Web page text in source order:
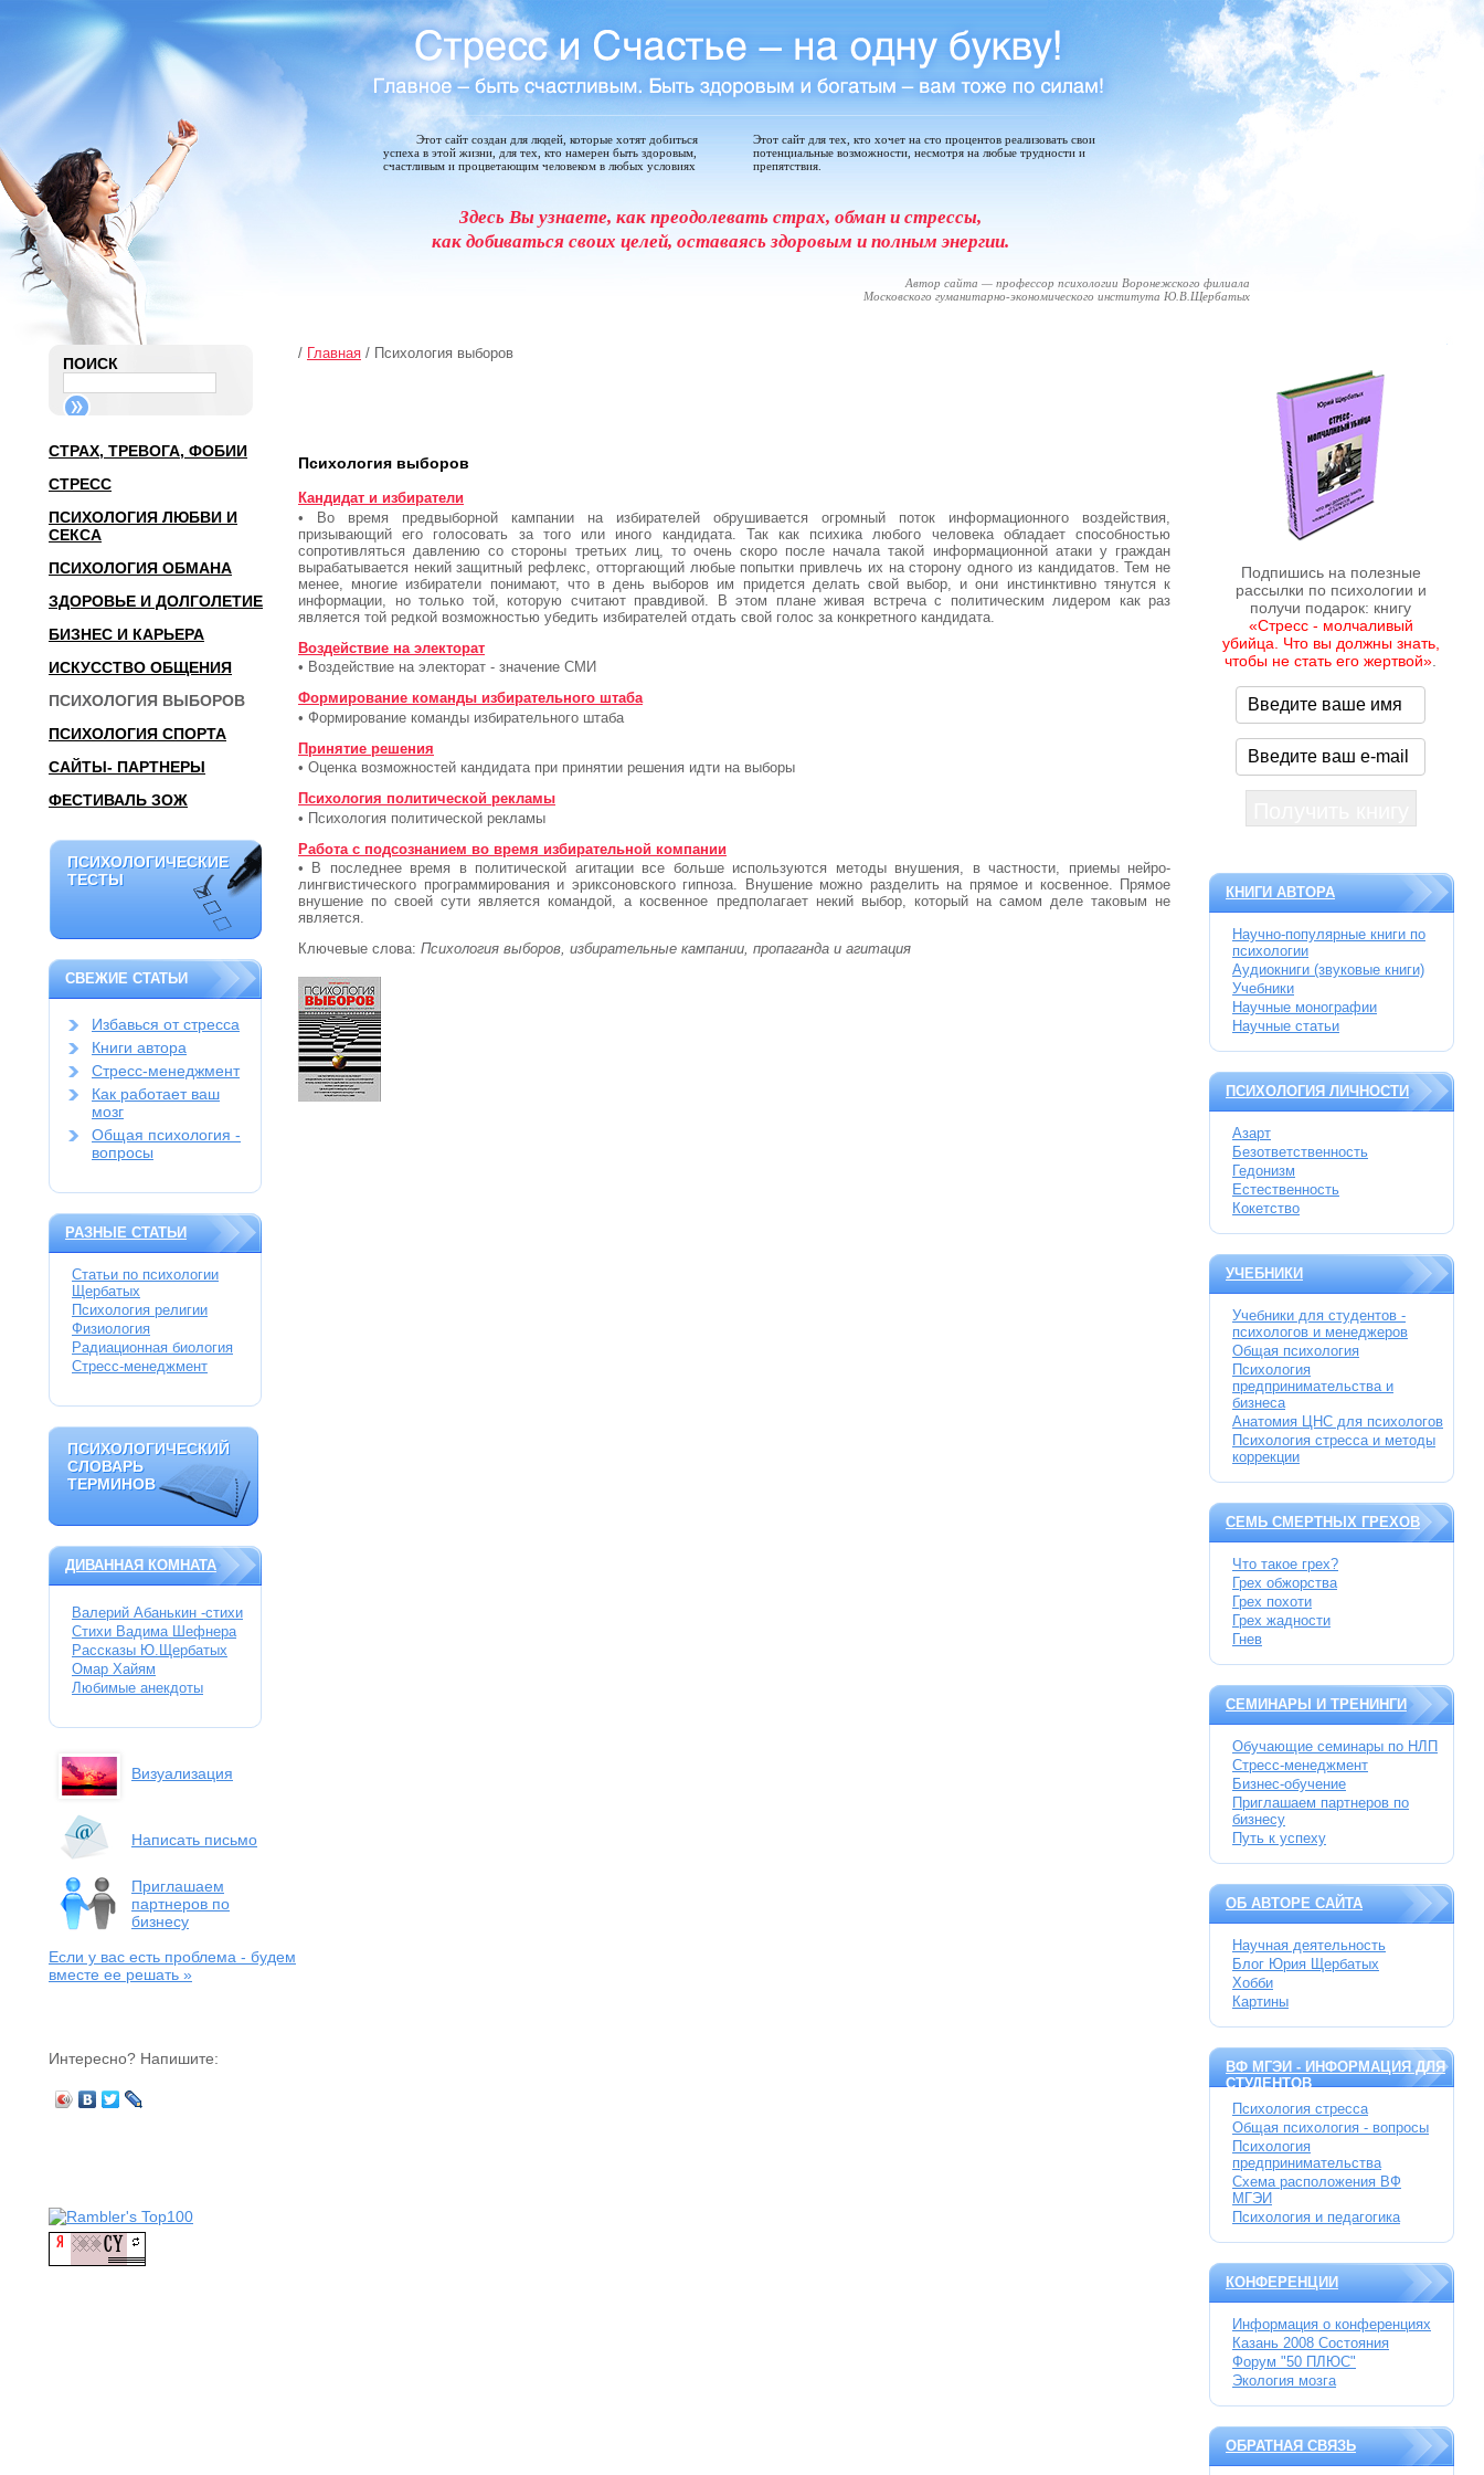
Этот сайт создан для людей, которые хотят добиться
успеха в этой жизни, для тех, кто намерен быть здоровым,
счастливым и процветающим человеком в любых условиях
Этот сайт для тех, кто хочет на сто процентов реализовать свои
потенциальные возможности, несмотря на любые трудности и
препятствия.
Здесь Вы узнаете, как преодолевать страх, обман и стрессы,
как добиваться своих целей, оставаясь здоровым и полным энергии.
Автор сайта — профессор психологии Воронежского филиала
Московского гуманитарно-экономического института Ю.В.Щербатых
ПОИСК
СТРАХ, ТРЕВОГА, ФОБИИ
СТРЕСС
ПСИХОЛОГИЯ ЛЮБВИ И
СЕКСА
ПСИХОЛОГИЯ ОБМАНА
ЗДОРОВЬЕ И ДОЛГОЛЕТИЕ
БИЗНЕС И КАРЬЕРА
ИСКУССТВО ОБЩЕНИЯ
ПСИХОЛОГИЯ ВЫБОРОВ
ПСИХОЛОГИЯ СПОРТА
САЙТЫ- ПАРТНЕРЫ
ФЕСТИВАЛЬ ЗОЖ
ПСИХОЛОГИЧЕСКИЕ
ТЕСТЫ
ПСИХОЛОГИЧЕСКИЕ
ТЕСТЫ
СВЕЖИЕ СТАТЬИ
Избавься от стресса
Книги автора
Стресс-менеджмент
Как работает ваш
мозг
Общая психология -
вопросы
РАЗНЫЕ СТАТЬИ
Статьи по психологии
Щербатых
Психология религии
Физиология
Радиационная биология
Стресс-менеджмент
ПСИХОЛОГИЧЕСКИЙ
СЛОВАРЬ
ТЕРМИНОВ
ПСИХОЛОГИЧЕСКИЙ
СЛОВАРЬ
ТЕРМИНОВ
ДИВАННАЯ КОМНАТА
Валерий Абанькин -стихи
Стихи Вадима Шефнера
Рассказы Ю.Щербатых
Омар Хайям
Любимые анекдоты
Визуализация
Написать письмо
Приглашаем
партнеров по
бизнесу
Если у вас есть проблема - будем
вместе ее решать »
Интересно? Напишите:
/ Главная / Психология выборов
Психология выборов
Кандидат и избиратели
• Во время предвыборной кампании на избирателей обрушивается огромный поток информационного воздействия,
призывающий его голосовать за того или иного кандидата. Так как психика любого человека обладает способностью
сопротивляться давлению со стороны третьих лиц, то очень скоро после начала такой информационной атаки у граждан
вырабатывается некий защитный рефлекс, отторгающий любые попытки привлечь их на сторону одного из кандидатов. Тем не
менее, многие избиратели понимают, что в день выборов им придется делать свой выбор, и они инстинктивно тянутся к
информации, но только той, которую считают правдивой. В этом плане живая встреча с политическим лидером как раз
является той редкой возможностью убедить избирателей отдать свой голос за конкретного кандидата.
Воздействие на электорат
• Воздействие на электорат - значение СМИ
Формирование команды избирательного штаба
• Формирование команды избирательного штаба
Принятие решения
• Оценка возможностей кандидата при принятии решения идти на выборы
Психология политической рекламы
• Психология политической рекламы
Работа с подсознанием во время избирательной компании
• В последнее время в политической агитации все больше используются методы внушения, в частности, приемы нейро-
лингвистического программирования и эриксоновского гипноза. Внушение можно разделить на прямое и косвенное. Прямое
внушение по своей сути является командой, а косвенное предполагает некий выбор, который на самом деле таковым не
является.
Ключевые слова: Психология выборов, избирательные кампании, пропаганда и агитация
Подпишись на полезные
рассылки по психологии и
получи подарок: книгу
«Стресс - молчаливый
убийца. Что вы должны знать,
чтобы не стать его жертвой»
КНИГИ АВТОРА
Научно-популярные книги по
психологии
Аудиокниги (звуковые книги)
Учебники
Научные монографии
Научные статьи
ПСИХОЛОГИЯ ЛИЧНОСТИ
Азарт
Безответственность
Гедонизм
Естественность
Кокетство
УЧЕБНИКИ
Учебники для студентов -
психологов и менеджеров
Общая психология
Психология
предпринимательства и
бизнеса
Анатомия ЦНС для психологов
Психология стресса и методы
коррекции
СЕМЬ СМЕРТНЫХ ГРЕХОВ
Что такое грех?
Грех обжорства
Грех похоти
Грех жадности
Гнев
СЕМИНАРЫ И ТРЕНИНГИ
Обучающие семинары по НЛП
Стресс-менеджмент
Бизнес-обучение
Приглашаем партнеров по
бизнесу
Путь к успеху
ОБ АВТОРЕ САЙТА
Научная деятельность
Блог Юрия Щербатых
Хобби
Картины
ВФ МГЭИ - ИНФОРМАЦИЯ ДЛЯ
СТУДЕНТОВ
Психология стресса
Общая психология - вопросы
Психология
предпринимательства
Схема расположения ВФ
МГЭИ
Психология и педагогика
КОНФЕРЕНЦИИ
Информация о конференциях
Казань 2008 Состояния
Форум "50 ПЛЮС"
Экология мозга
ОБРАТНАЯ СВЯЗЬ